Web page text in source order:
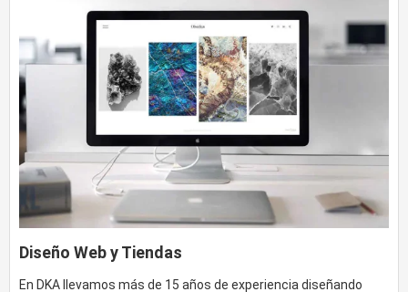
Diseño Web y Tiendas
En DKA llevamos más de 15 años de experiencia diseñando